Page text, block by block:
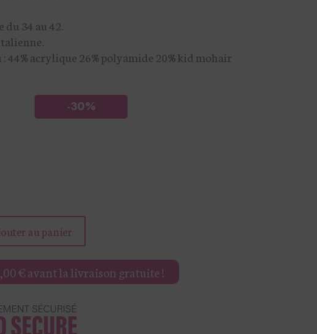
€.27,30 €.
34 au 42.
44% acrylique 26% polyamide 20% kid mohair
-30%
au panier
€avant la livraison gratuite !